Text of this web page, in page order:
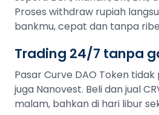
Proses withdraw rupiah
bankmu, cepat dan tanpa
Trading 24/7 tanpa
Pasar Curve DAO Token
juga Nanovest. Beli dan jual
malam, bahkan di hari libur